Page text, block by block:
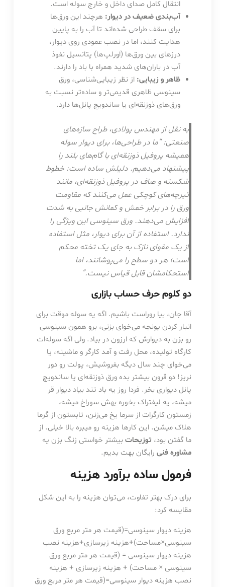
انتقال کامل صدای داخل و خارج سوله است.
آب‌بندی ضعیف در دیوار: هرچند این ورق‌ها
برای سقف طراحی شده‌اند تا آب را به پایین
هدایت کنند، اما در نصب عمودی روی دیوار،
درزهای بین ورق‌ها (اورلپ‌ها) پتانسیل نفوذ
آب در باران‌های شدید همراه با باد را دارند.
ظاهر و زیبایی: از نظر زیبایی‌شناسی، ورق
سینوسی ظاهری قدیمی‌تر و ساده‌تر نسبت به
ورق‌های ذوزنقه‌ای یا ساندویچ پانل‌ها دارد.
به نقل از مهندس پولادی، طراح سازه‌های
صنعتی: “ما در طراحی‌ها، برای دیوار سوله
همیشه پروفیل ذوزنقه‌ای با گام‌های بلند را
پیشنهاد می‌دهیم. دلیلش ساده است: خطوط
شکسته و صاف در پروفیل ذوزنقه‌ای، مانند
تیرچه‌های کوچکی عمل می‌کنند که مقاومت
ورق را در برابر خمش و کمانش جانبی به شدت
افزایش می‌دهند. ورق سینوسی این ویژگی را
ندارد. استفاده از آن برای دیوار، مثل استفاده
از یک مقوای نازک به جای یک تخته محکم
است؛ هر دو سطح را می‌پوشانند، اما
استحکامشان قابل قیاس نیست.”
دو کلوم حرف حساب بازاری
آقا جان، بیا روراست باشیم. اگه یه سوله موقت برای
انبار کردن یونجه می‌خوای بزنی، برو همون سینوسی
رو بزن به دیوارش که ارزون در بیاد. ولی اگه سوله‌ات
کارگاه تولیده، محل رفت و آمد کارگر و ماشینه، یا
می‌خوای چند سال دیگه بفروشیش، پولت رو دور
نریز! دو قرون بیشتر بده ورق ذوزنقه‌ای یا ساندویچ
پانل دیواری بخر. فردا روز یه باد تند بیاد دیوار قر
میشه، یه لیفتراک بخوره بهش سوراخ میشه،
زمستون کارگرات از سرما یخ می‌زنن، تابستون از گرما
هلاک میشن. این کارها هزینه رو میبره بالا خیلی. از
ما گفتن بود، توزیحاتبیشتر خواستی زنگ بزن یه
مشاوره فنیرایگان بهت بدیم.
فرمول ساده برآورد هزینه
برای درک بهتر تفاوت، می‌توان هزینه را به این شکل
مقایسه کرد:
هزینه دیوار سینوسی=(قیمت هر متر مربع ورق
سینوسی×مساحت)+هزینه زیرسازی+هزینه نصب
هزینه دیوار سینوسی = (قیمت هر متر مربع ورق
سینوسی × مساحت) + هزینه زیرسازی + هزینه
نصب هزینه دیوار سینوسی=
(قیمت هر متر مربع ورق